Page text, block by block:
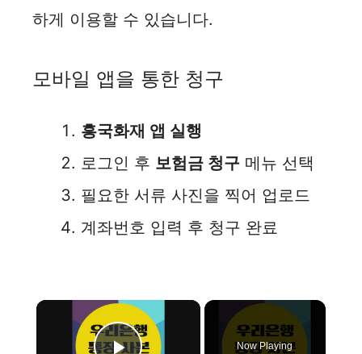
하게 이용할 수 있습니다.
모바일 앱을 통한 청구
흥국화재 앱 실행
로그인 후 보험금 청구 메뉴 선택
필요한 서류 사진을 찍어 업로드
계좌번호 입력 후 청구 완료
×
Now Playing